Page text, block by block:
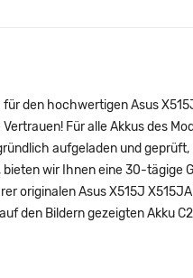
den hochwertigen Asus
Für alle Akkus des
aufgeladen und geprüft,
wir Ihnen eine 30-tägige
originalen Asus X515J
den Bildern gezeigten Akku